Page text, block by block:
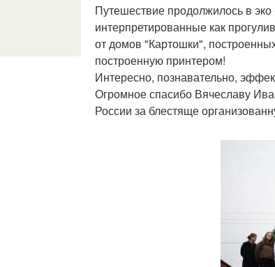
Путешествие продолжилось в
интерпретированные как
от домов "Картошки",
построенную принтером!
Интересно, познавательно,
Огромное спасибо Вячеславу
России за блестяще